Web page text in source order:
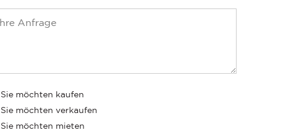
Sie möchten kaufen
Sie möchten verkaufen
Sie möchten mieten